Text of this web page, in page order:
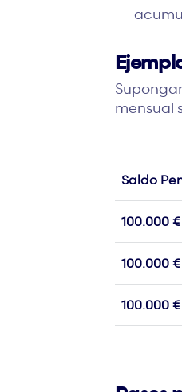
mensual
Saldo
100.000 €
100.000 €
100.000 €